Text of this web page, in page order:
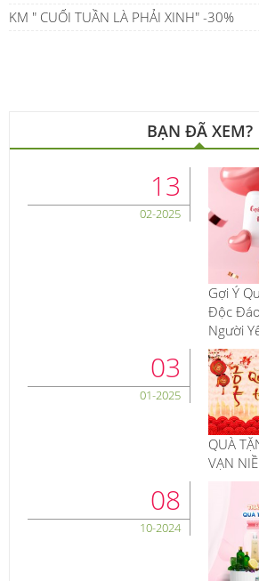
KM " CUỐI TUẦN LÀ PHẢI XINH" -30%
BẠN ĐÃ XEM?
13
02-2025
Gợi Ý
Độc
Người
03
01-2025
QUÀ
VẠN
08
10-2024